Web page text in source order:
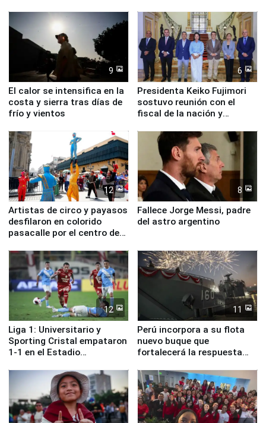
9
El calor se intensifica en la
costa y sierra tras días de
frío y vientos
6
Presidenta Keiko Fujimori
sostuvo reunión con el
fiscal de la nación y
12
Artistas de circo y payasos
desfilaron en colorido
pasacalle por el centro de
8
Fallece Jorge Messi, padre
del astro argentino
12
Liga 1: Universitario y
Sporting Cristal empataron
1-1 en el Estadio
11
Perú incorpora a su flota
nuevo buque que
fortalecerá la respuesta